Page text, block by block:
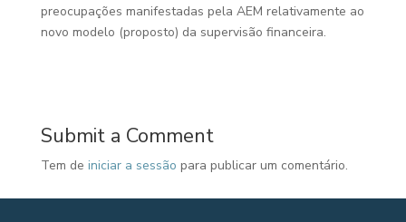
preocupações manifestadas pela AEM relativamente ao
novo modelo (proposto) da supervisão financeira.
Submit a Comment
Tem de iniciar a sessão para publicar um comentário.